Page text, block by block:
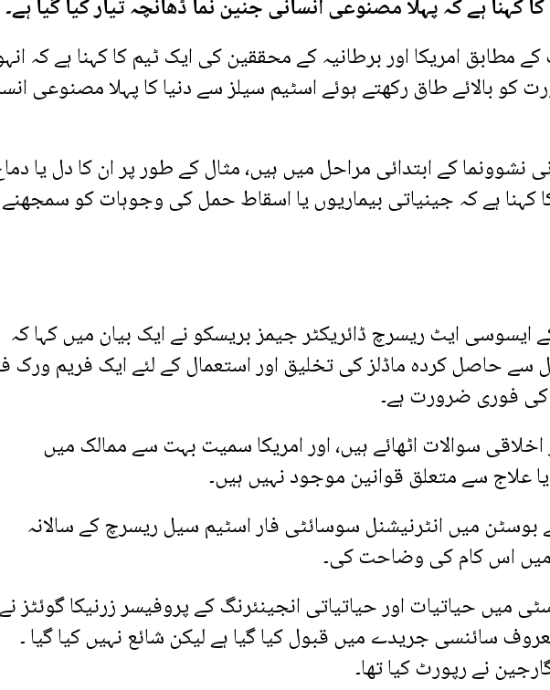
کہنا ہے کہ پہلا مصنوعی انسانی جنین نما ڈھانچہ تیار کیا گیا ہے۔
مطابق امریکا اور برطانیہ کے محققین کی ایک ٹیم کا کہنا ہے کہ
کو بالائے طاق رکھتے ہوئے اسٹیم سیلز سے دنیا کا پہلا مصنوعی
کے ابتدائی مراحل میں ہیں، مثال کے طور پر ان کا دل یا
کہنا ہے کہ جینیاتی بیماریوں یا اسقاط حمل کی وجوہات کو سمجھنے
ایٹ ریسرچ ڈائریکٹر جیمز بریسکو نے ایک بیان میں کہا کہ
سے حاصل کردہ ماڈلز کی تخلیق اور استعمال کے لئے ایک فریم ورک
کی فوری ضرورت ہے۔
سوالات اٹھائے ہیں، اور امریکا سمیت بہت سے ممالک میں
علاج سے متعلق قوانین موجود نہیں ہیں۔
نے بوسٹن میں انٹرنیشنل سوسائٹی فار اسٹیم سیل ریسرچ کے سالانہ
اس کام کی وضاحت کی۔
میں حیاتیات اور حیاتیاتی انجینئرنگ کے پروفیسر زرنیکا گوئٹز
سائنسی جریدے میں قبول کیا گیا ہے لیکن شائع نہیں کیا گیا ۔
نے رپورٹ کیا تھا۔